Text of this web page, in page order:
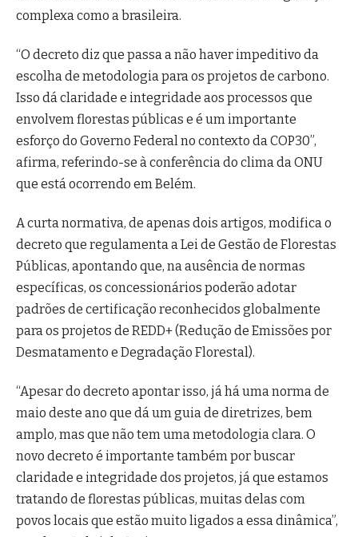
complexa como a brasileira.
“O decreto diz que passa a não haver impeditivo da
escolha de metodologia para os projetos de carbono.
Isso dá claridade e integridade aos processos que
envolvem florestas públicas e é um importante
esforço do Governo Federal no contexto da COP30”,
afirma, referindo-se à conferência do clima da ONU
que está ocorrendo em Belém.
A curta normativa, de apenas dois artigos, modifica o
decreto que regulamenta a Lei de Gestão de Florestas
Públicas, apontando que, na ausência de normas
específicas, os concessionários poderão adotar
padrões de certificação reconhecidos globalmente
para os projetos de REDD+ (Redução de Emissões por
Desmatamento e Degradação Florestal).
“Apesar do decreto apontar isso, já há uma norma de
maio deste ano que dá um guia de diretrizes, bem
amplo, mas que não tem uma metodologia clara. O
novo decreto é importante também por buscar
claridade e integridade dos projetos, já que estamos
tratando de florestas públicas, muitas delas com
povos locais que estão muito ligados a essa dinâmica”,